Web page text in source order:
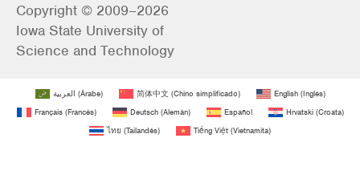
Copyright © 2009–2026
Iowa State University of
Science and Technology
العربية (Árabe) 简体中文(Chino simplificado) English(Inglés)
Français(Francés) Deutsch(Alemán) Español Hrvatski(Croata)
ไทย (Tailandés) Tiếng Việt (Vietnamita)